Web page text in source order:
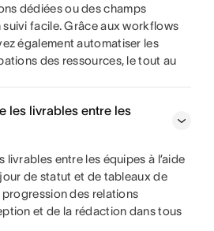
dédiées ou des champs
suivi facile. Grâce aux workflows
également automatiser les
des ressources, le tout au
les livrables entre les
livrables entre les équipes à l’aide
de statut et de tableaux de
des relations
et de la rédaction dans tous